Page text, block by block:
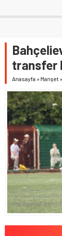
transfer
Anasayfa » Manşet »